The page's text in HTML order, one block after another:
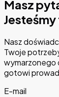
Masz
Nasz
Twoje
wymarzonego
gotowi
E-mail